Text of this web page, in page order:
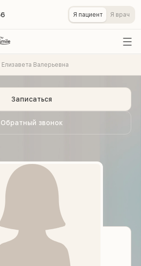
Я пациент Я врач
Елизавета Валерьевна
Обратный звонок
Записаться